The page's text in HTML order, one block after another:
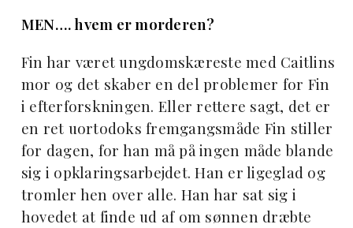
MEN…. hvem er morderen?
Fin har været ungdomskæreste med Caitlins
mor og det skaber en del problemer for Fin
i efterforskningen. Eller rettere sagt, det er
en ret uortodoks fremgangsmåde Fin stiller
for dagen, for han må på ingen måde blande
sig i opklaringsarbejdet. Han er ligeglad og
tromler hen over alle. Han har sat sig i
hovedet at finde ud af om sønnen dræbte